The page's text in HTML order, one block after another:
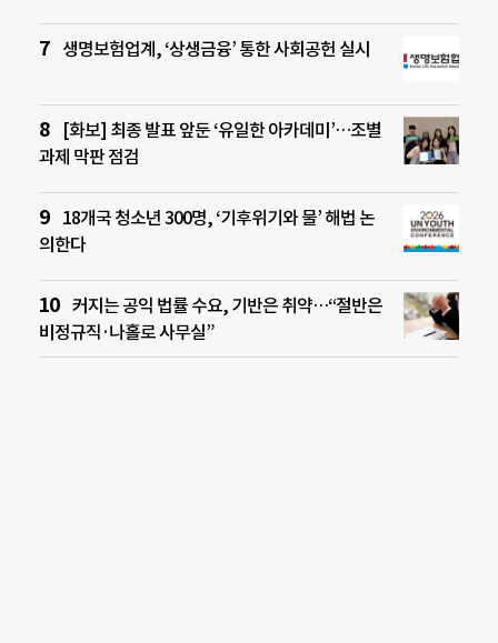
생명보험업계, ‘상생금융’ 통한 사회공헌 실시
[화보] 최종 발표 앞둔 ‘유일한 아카데미’…조별
과제 막판 점검
18개국 청소년 300명, ‘기후위기와 물’ 해법 논
의한다
커지는 공익 법률 수요, 기반은 취약…“절반은
비정규직·나홀로 사무실”